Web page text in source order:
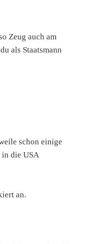
Zeug auch am
als Staatsmann
schon einige
die USA
an.